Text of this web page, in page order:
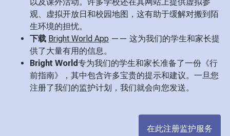
观、虚拟开放日和校园地图，这有助于缓解对搬到陌
生环境的担忧。
下载 Bright World App —— 这为我们的学生和家长提
供了大量有用的信息。
Bright World专为我们的学生和家长准备了一份《行
前指南》，其中包含许多宝贵的提示和建议。一旦您
注册了我们的监护计划，我们就会向您发送。
在此注册监护服务